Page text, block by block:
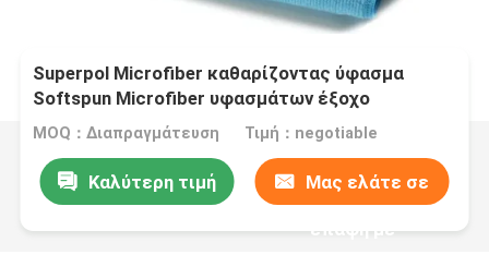
Superpol Microfiber καθαρίζοντας ύφασμα
Softspun Microfiber υφασμάτων έξοχο
απορροφητικό
MOQ：Διαπραγμάτευση Τιμή：negotiable
Καλύτερη τιμή Μας ελάτε σε
επαφή με